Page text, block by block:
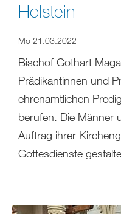
Holstein
Mo 21.03.2022
Bischof Gothart
Prädikantinnen und
ehrenamtlichen
berufen. Die Männer
Auftrag ihrer
Gottesdienste